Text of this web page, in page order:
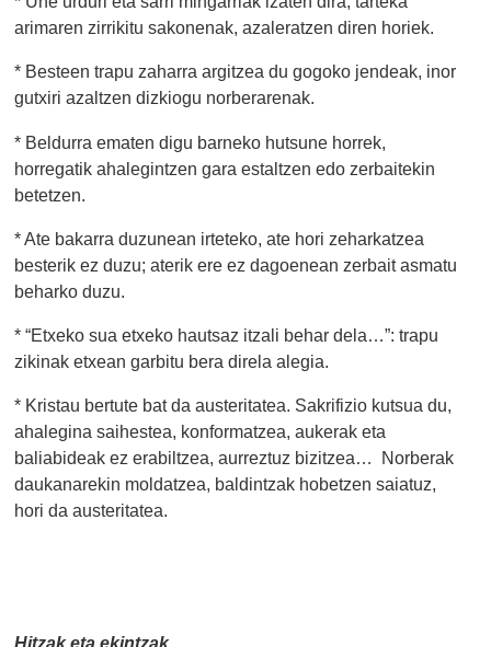
arimaren zirrikitu sakonenak, azaleratzen diren horiek.
* Besteen trapu zaharra argitzea du gogoko jendeak, inor
gutxiri azaltzen dizkiogu norberarenak.
* Beldurra ematen digu barneko hutsune horrek,
horregatik ahalegintzen gara estaltzen edo zerbaitekin
betetzen.
* Ate bakarra duzunean irteteko, ate hori zeharkatzea
besterik ez duzu; aterik ere ez dagoenean zerbait asmatu
beharko duzu.
* “Etxeko sua etxeko hautsaz itzali behar dela…”: trapu
zikinak etxean garbitu bera direla alegia.
* Kristau bertute bat da austeritatea. Sakrifizio kutsua du,
ahalegina saihestea, konformatzea, aukerak eta
baliabideak ez erabiltzea, aurreztuz bizitzea… Norberak
daukanarekin moldatzea, baldintzak hobetzen saiatuz,
hori da austeritatea.
Hitzak eta ekintzak